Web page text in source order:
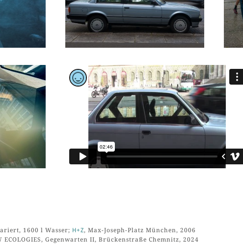
1600 l Wasser; H+Z, Max-Joseph-Platz München, 2006
Gegenwarten II, Brückenstraße Chemnitz, 2024